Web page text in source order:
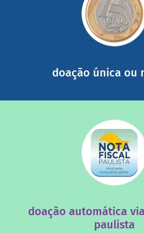
doação única ou
mail mostrando tudo o que
somada a de outras
saiba mais
doação automática
paulista
saiba mais